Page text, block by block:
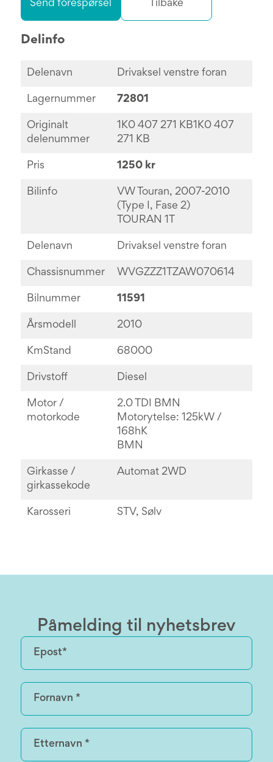
Send forespørsel Tilbake
Delinfo
Delenavn Drivaksel venstre foran
Lagernummer 72801
Originalt
delenummer
1K0 407 271 KB1K0 407
271 KB
Pris 1250 kr
Bilinfo
VW Touran, 2007-2010
(Type I, Fase 2)
TOURAN 1T
Delenavn Drivaksel venstre foran
Chassisnummer WVGZZZ1TZAW070614
Bilnummer 11591
Årsmodell 2010
KmStand 68000
Drivstoff Diesel
Motor /
motorkode
2.0 TDI BMN
Motorytelse: 125kW /
168hK
BMN
Girkasse /
girkassekode
Automat 2WD
Karosseri STV, Sølv
Påmelding til nyhetsbrev